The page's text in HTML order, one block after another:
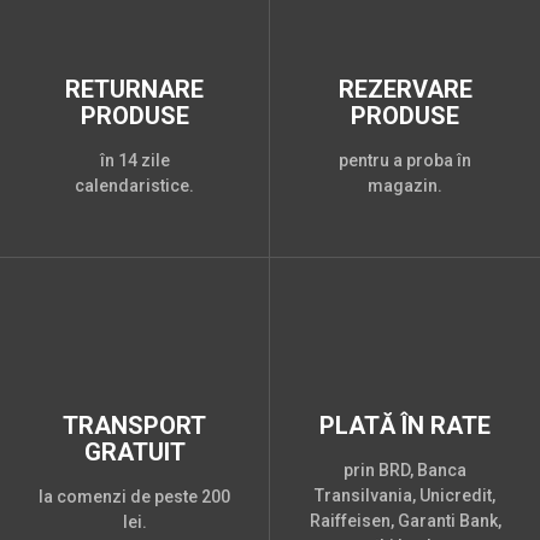
RETURNARE
PRODUSE
în 14 zile
calendaristice.
REZERVARE
PRODUSE
pentru a proba în
magazin.
TRANSPORT
GRATUIT
la comenzi de peste 200
lei.
PLATĂ ÎN RATE
prin BRD, Banca
Transilvania, Unicredit,
Raiffeisen, Garanti Bank,